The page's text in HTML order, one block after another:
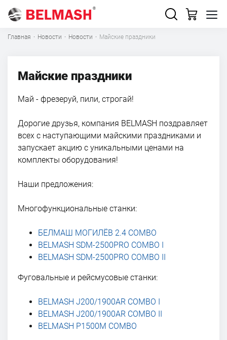
Главная · Новости · Новости · Майские праздники
Майские праздники
Май - фрезеруй, пили, строгай!
Дорогие друзья, компания BELMASH поздравляет
всех с наступающими майскими праздниками и
запускает акцию с уникальными ценами на
комплекты оборудования!
Наши предложения:
Многофункциональные станки:
БЕЛМАШ МОГИЛЁВ 2.4 COMBO
BELMASH SDM-2500PRO COMBO I
BELMASH SDM-2500PRO COMBO II
Фуговальные и рейсмусовые станки:
BELMASH J200/1900AR COMBO I
BELMASH J200/1900AR COMBO II
BELMASH P1500M COMBO